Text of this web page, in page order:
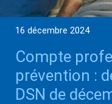
16 décembre 2024
Compte
prévention :
DSN de